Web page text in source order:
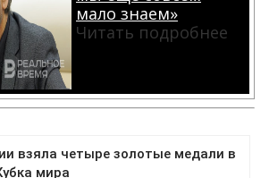
мало знаем»
Читать подробнее